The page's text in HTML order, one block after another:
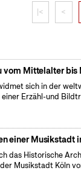
|< <
vom Mittelalter bis
sich in der
Erzähl-und
einer Musikstadt
das Historische
Musikstadt Köln